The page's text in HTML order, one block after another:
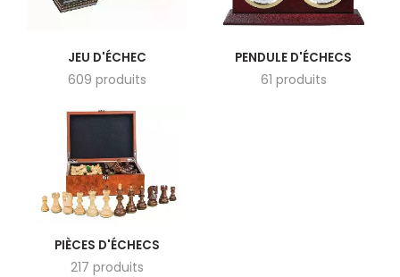
JEU D'ÉCHEC
609 produits
PENDULE D'ÉCHECS
61 produits
PIÈCES D'ÉCHECS
217 produits